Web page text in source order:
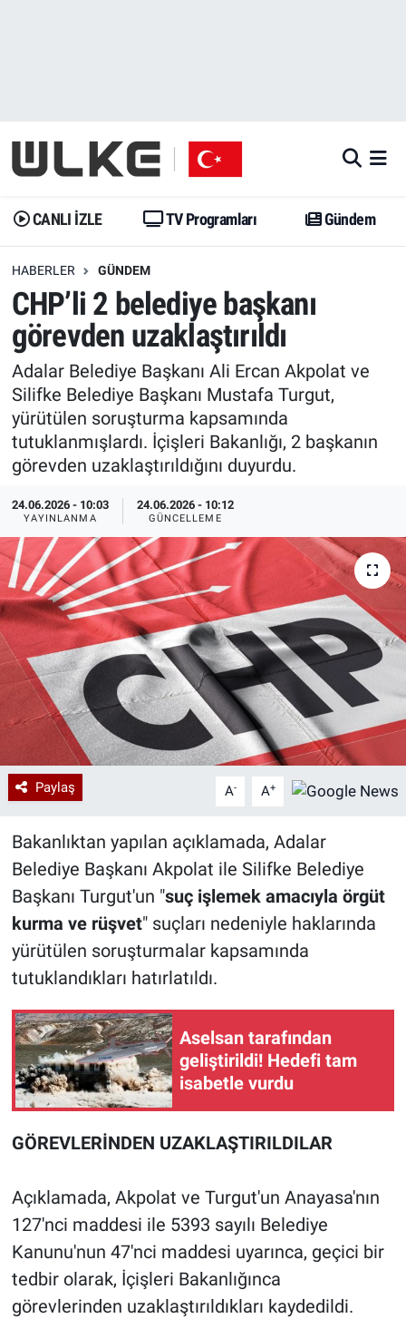
CANLI İZLE TV Programları Gündem
HABERLER GÜNDEM
CHP’li 2 belediye başkanı
görevden uzaklaştırıldı
Adalar Belediye Başkanı Ali Ercan Akpolat ve
Silifke Belediye Başkanı Mustafa Turgut,
yürütülen soruşturma kapsamında
tutuklanmışlardı. İçişleri Bakanlığı, 2 başkanın
görevden uzaklaştırıldığını duyurdu.
24.06.2026 - 10:03
YAYINLANMA
24.06.2026 - 10:12
GÜNCELLEME
Paylaş A- A+
Bakanlıktan yapılan açıklamada, Adalar
Belediye Başkanı Akpolat ile Silifke Belediye
Başkanı Turgut'un "suç işlemek amacıyla örgüt
kurma ve rüşvet" suçları nedeniyle haklarında
yürütülen soruşturmalar kapsamında
tutuklandıkları hatırlatıldı.
Aselsan tarafından
geliştirildi! Hedefi tam
isabetle vurdu
GÖREVLERİNDEN UZAKLAŞTIRILDILAR
Açıklamada, Akpolat ve Turgut'un Anayasa'nın
127'nci maddesi ile 5393 sayılı Belediye
Kanunu'nun 47'nci maddesi uyarınca, geçici bir
tedbir olarak, İçişleri Bakanlığınca
görevlerinden uzaklaştırıldıkları kaydedildi.
Gündem
Dünya
Erişim Bilgileri
Ekonomi
Trend
Özel Haberler
Gündem
Trend
Erişim Bilgileri
Spor
Ekonomi
Dünya
Kadın
Erişim Bilgileri
Sağlık
Teknoloji
Ramazan
İstanbul Namaz Vakitleri
Trafik Durumu
Erişim Bilgileri
Tüm Manşetler
Son Dakika Haberleri
Haber Arşivi